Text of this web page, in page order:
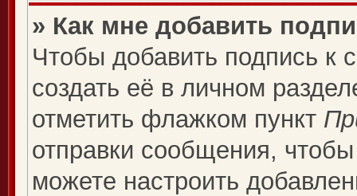
» Как мне добавить
Чтобы добавить подпись
создать её в личном
отметить флажком пункт
отправки сообщения,
можете настроить